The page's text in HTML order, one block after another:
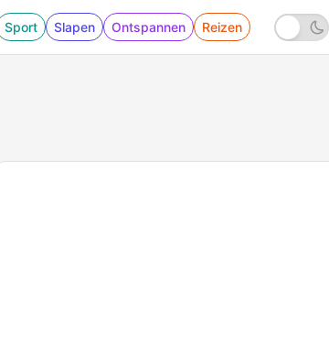
Sport Slapen Ontspannen Reizen